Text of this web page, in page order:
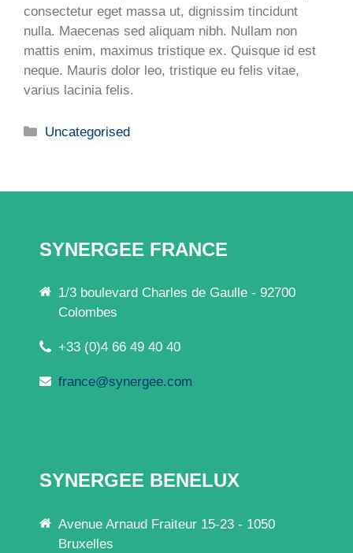
consectetur eget massa ut, dignissim tincidunt
nulla. Maecenas sed aliquam nibh. Nullam non
mattis enim, maximus tristique ex. Quisque id est
neque. Mauris dolor leo, tristique eu felis vitae,
varius lacinia felis.
Catégories
Uncategorised
SYNERGEE FRANCE
1/3 boulevard Charles de Gaulle - 92700
Colombes
+33 (0)4 66 49 40 40
france@synergee.com
SYNERGEE BENELUX
Avenue Arnaud Fraiteur 15-23 - 1050
Bruxelles